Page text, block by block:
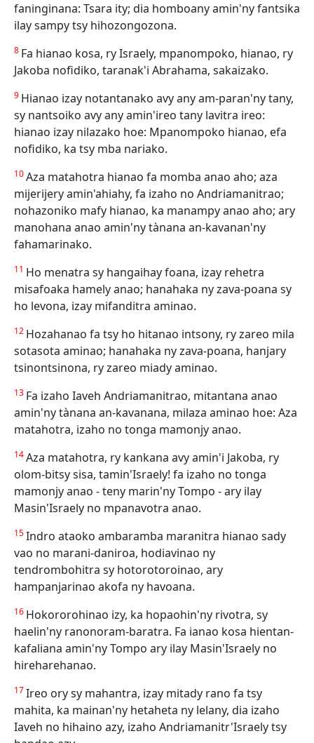
faninginana: Tsara ity; dia homboany amin'ny fantsika
ilay sampy tsy hihozongozona.
8 Fa hianao kosa, ry Israely, mpanompoko, hianao, ry
Jakoba nofidiko, taranak'i Abrahama, sakaizako.
9 Hianao izay notantanako avy any am-paran'ny tany,
sy nantsoiko avy any amin'ireo tany lavitra ireo:
hianao izay nilazako hoe: Mpanompoko hianao, efa
nofidiko, ka tsy mba nariako.
10Aza matahotra hianao fa momba anao aho; aza
mijerijery amin'ahiahy, fa izaho no Andriamanitrao;
nohazoniko mafy hianao, ka manampy anao aho; ary
manohana anao amin'ny tànana an-kavanan'ny
fahamarinako.
11 Ho menatra sy hangaihay foana, izay rehetra
misafoaka hamely anao; hanahaka ny zava-poana sy
ho levona, izay mifanditra aminao.
12 Hozahanao fa tsy ho hitanao intsony, ry zareo mila
sotasota aminao; hanahaka ny zava-poana, hanjary
tsinontsinona, ry zareo miady aminao.
13 Fa izaho Iaveh Andriamanitrao, mitantana anao
amin'ny tànana an-kavanana, milaza aminao hoe: Aza
matahotra, izaho no tonga mamonjy anao.
14Aza matahotra, ry kankana avy amin'i Jakoba, ry
olom-bitsy sisa, tamin'Israely! fa izaho no tonga
mamonjy anao - teny marin'ny Tompo - ary ilay
Masin'Israely no mpanavotra anao.
15Indro ataoko ambaramba maranitra hianao sady
vao no marani-daniroa, hodiavinao ny
tendrombohitra sy hotorotoroinao, ary
hampanjarinao akofa ny havoana.
16 Hokororohinao izy, ka hopaohin'ny rivotra, sy
haelin'ny ranonoram-baratra. Fa ianao kosa hientan-
kafaliana amin'ny Tompo ary ilay Masin'Israely no
hireharehanao.
17Ireo ory sy mahantra, izay mitady rano fa tsy
mahita, ka mainan'ny hetaheta ny lelany, dia izaho
Iaveh no hihaino azy, izaho Andriamanitr'Israely tsy